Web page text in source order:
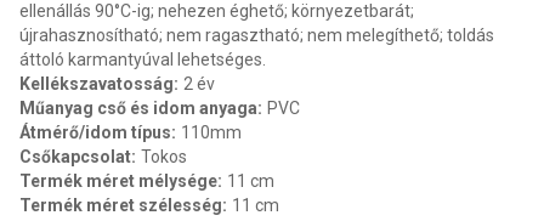
ellenállás 90°C-ig; nehezen éghető; környezetbarát;
újrahasznosítható; nem ragasztható; nem melegíthető; toldás
áttoló karmantyúval lehetséges.
Kellékszavatosság: 2 év
Műanyag cső és idom anyaga: PVC
Átmérő/idom típus: 110mm
Csőkapcsolat: Tokos
Termék méret mélysége: 11 cm
Termék méret szélesség: 11 cm